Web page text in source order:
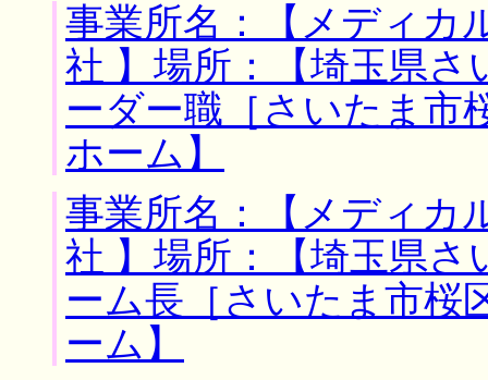
事業所名：【メディ
社 】場所：【埼玉県さ
ーダー職［さいたま市
ホーム】
事業所名：【メディ
社 】場所：【埼玉県さ
ーム長［さいたま市桜
ーム】